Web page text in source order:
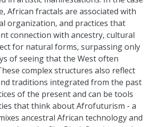
African fractals are associated with
organization, and practices that
connection with ancestry, cultural
for natural forms, surpassing only
of seeing that the West often
complex structures also reflect
traditions integrated from the past
of the present and can be tools
that think about Afrofuturism - a
ancestral African technology and